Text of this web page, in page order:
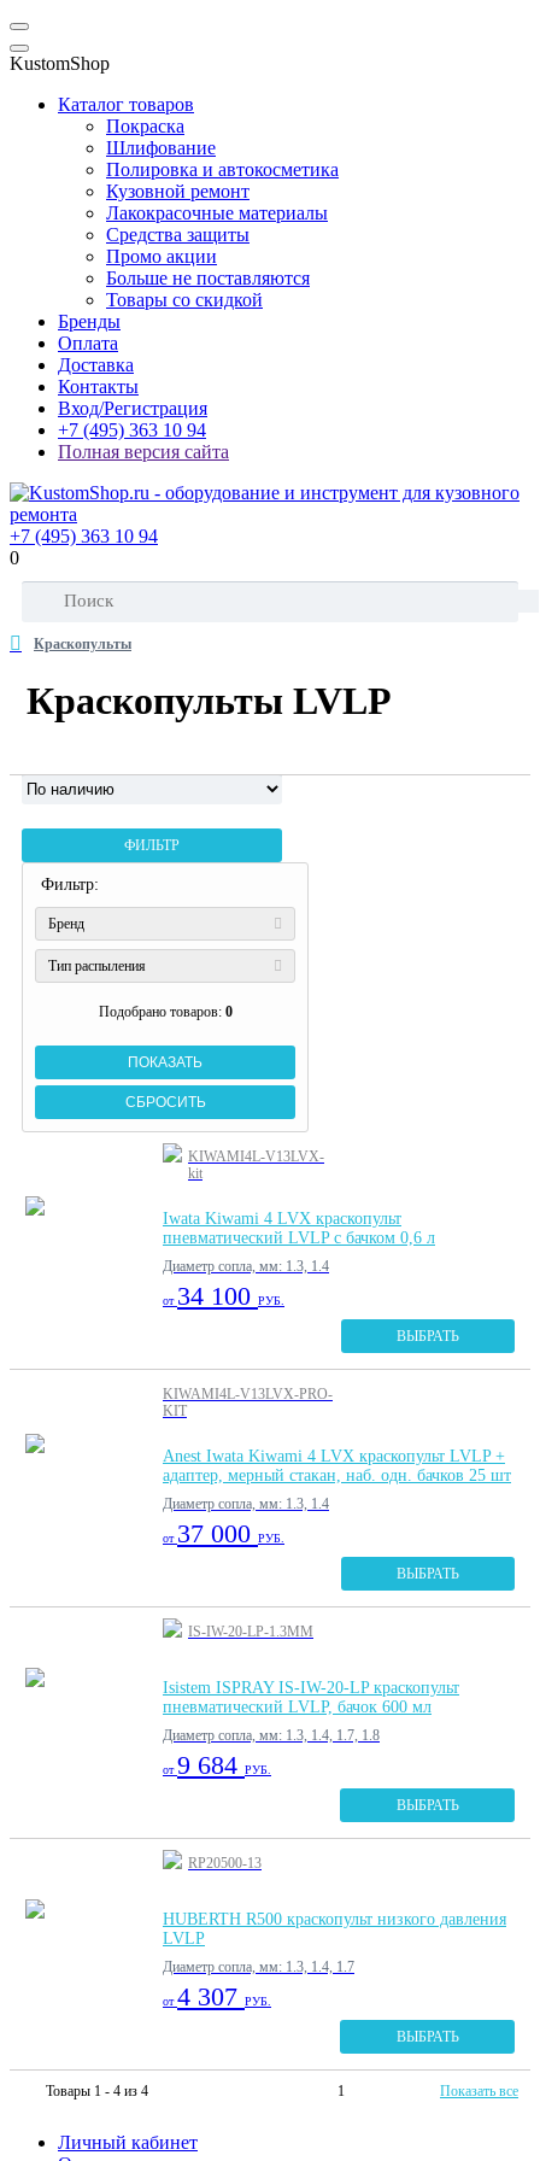
KustomShop
Каталог товаров
Покраска
Шлифование
Полировка и автокосметика
Кузовной ремонт
Лакокрасочные материалы
Средства защиты
Промо акции
Больше не поставляются
Товары со скидкой
Бренды
Оплата
Доставка
Контакты
Вход/Регистрация
+7 (495) 363 10 94
Полная версия сайта
+7 (495) 363 10 94
0
Краскопульты
Краскопульты LVLP
ФИЛЬТР
Фильтр:
Бренд
Тип распыления
Подобрано товаров: 0
KIWAMI4L-V13LVX-
kit
Iwata Kiwami 4 LVX краскопульт
пневматический LVLP с бачком 0,6 л
Диаметр сопла, мм: 1.3, 1.4
от 34 100 РУБ.
ВЫБРАТЬ
KIWAMI4L-V13LVX-PRO-
KIT
Anest Iwata Kiwami 4 LVX краскопульт LVLP +
адаптер, мерный стакан, наб. одн. бачков 25 шт
Диаметр сопла, мм: 1.3, 1.4
от 37 000 РУБ.
ВЫБРАТЬ
IS-IW-20-LP-1.3MM
Isistem ISPRAY IS-IW-20-LP краскопульт
пневматический LVLP, бачок 600 мл
Диаметр сопла, мм: 1.3, 1.4, 1.7, 1.8
от9 684 РУБ.
ВЫБРАТЬ
RP20500-13
HUBERTH R500 краскопульт низкого давления
LVLP
Диаметр сопла, мм: 1.3, 1.4, 1.7
от4 307 РУБ.
ВЫБРАТЬ
Товары 1 - 4 из 4 1 Показать все
Личный кабинет